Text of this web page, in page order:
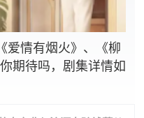
爱情有烟火》、《柳
期待吗，剧集详情如